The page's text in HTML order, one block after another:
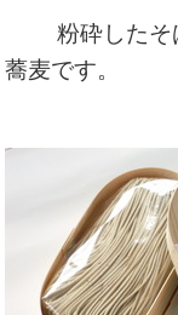
粉砕した
蕎麦です。